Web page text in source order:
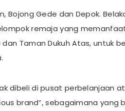
Bojong Gede dan Depok.
remaja yang
Taman Dukuh Atas, untuk
dibeli di pusat perbelanjaan
brand”, sebagaimana yang